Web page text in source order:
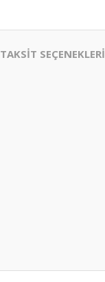
TAKSİT SEÇENEKLERİ